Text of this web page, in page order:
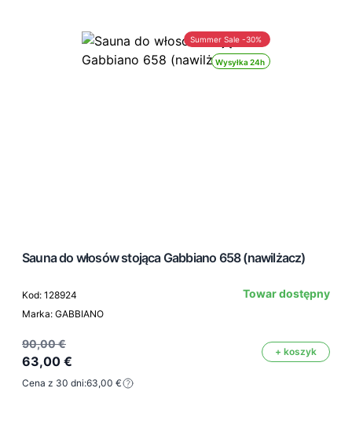
Wysyłka 24h
Summer Sale -30%
Sauna do włosów stojąca Gabbiano 658 (nawilżacz)
Kod: 128924
Marka: GABBIANO
Towar dostępny
90,00 €
63,00 €
+ koszyk
Cena z 30 dni:63,00 €